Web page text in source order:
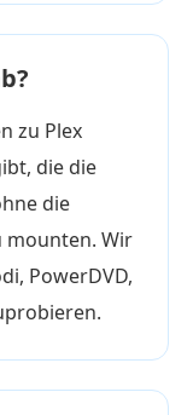
zu Plex
die die
die
mounten. Wir
PowerDVD,